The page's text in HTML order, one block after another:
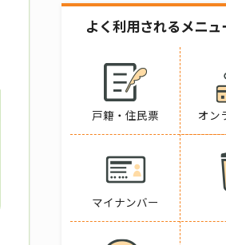
よく利用されるメニュ
戸籍・住民票 オン
マイナンバー